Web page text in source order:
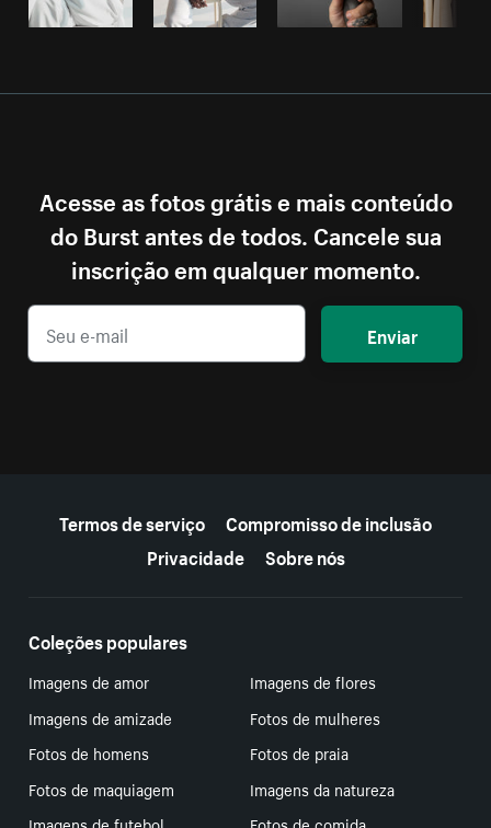
Acesse as fotos grátis e mais conteúdo
do Burst antes de todos. Cancele sua
inscrição em qualquer momento.
Enviar
Termos de serviço
Compromisso de inclusão
Privacidade
Sobre nós
Coleções populares
Imagens de amor
Imagens de flores
Imagens de amizade
Fotos de mulheres
Fotos de homens
Fotos de praia
Fotos de maquiagem
Imagens da natureza